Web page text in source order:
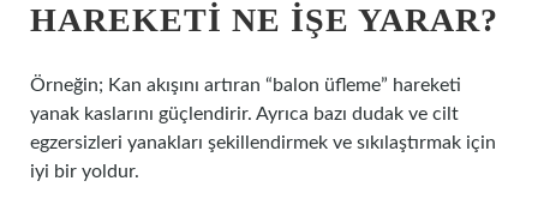
HAREKETI NE IŞE YARAR?
Örneğin; Kan akışını artıran “balon üfleme” hareketi
yanak kaslarını güçlendirir. Ayrıca bazı dudak ve cilt
egzersizleri yanakları şekillendirmek ve sıkılaştırmak için
iyi bir yoldur.